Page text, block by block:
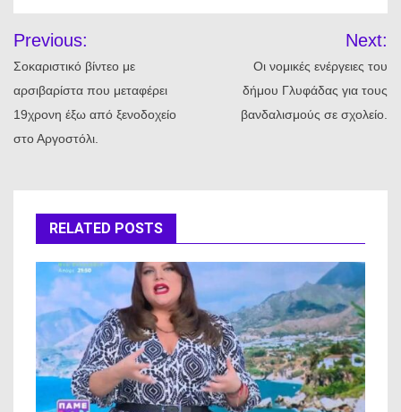
άρθρων
Previous:
Σοκαριστικό βίντεο με
αρσιβαρίστα που μεταφέρει
19χρονη έξω από ξενοδοχείο
στο Αργοστόλι.
Next:
Οι νομικές ενέργειες του
δήμου Γλυφάδας για τους
βανδαλισμούς σε σχολείο.
RELATED POSTS